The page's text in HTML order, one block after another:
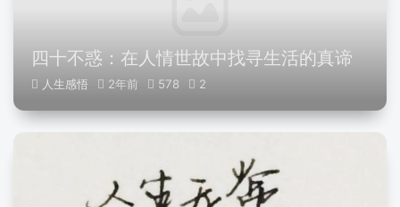
四十不惑：在人情世故中找寻生活的真谛
人生感悟 2年前 578 2